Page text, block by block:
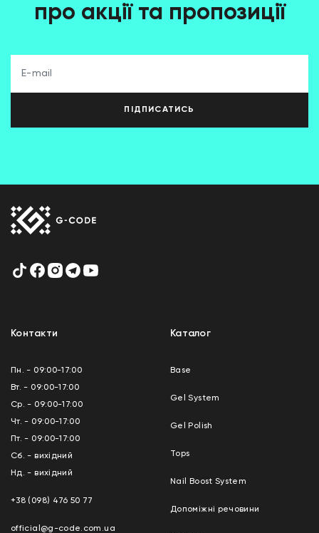
про акції та пропозиції
ПІДПИСАТИСЬ
Контакти
Пн. - 09:00-17:00
Вт. - 09:00-17:00
Ср. - 09:00-17:00
Чт. - 09:00-17:00
Пт. - 09:00-17:00
Сб. - вихідний
Нд. - вихідний
+38 (098) 476 50 77
official@g-code.com.ua
Каталог
Base
Gel System
Gel Polish
Tops
Nail Boost System
Допоміжні речовини